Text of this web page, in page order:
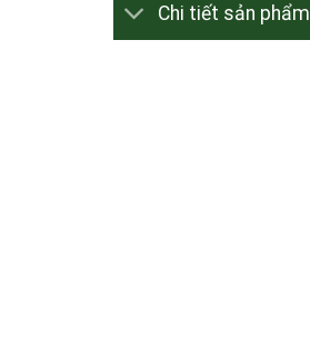
Chi tiết sản phẩm